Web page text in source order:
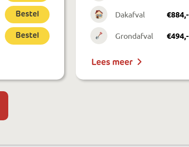
Bestel
Bestel
Dakafval €884,-
Grondafval €494,-
Lees meer